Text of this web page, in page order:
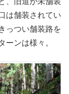
は舗装されてい
っつい舗装路を
ーンは様々。